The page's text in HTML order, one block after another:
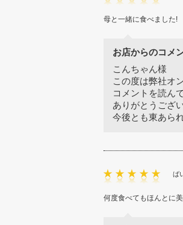
母と一緒に食べました!
お店からのコメ
こんちゃん様
この度は弊社オ
コメントを読ん
ありがとうござ
今後とも東あら
ば
何度食べてもほんとに